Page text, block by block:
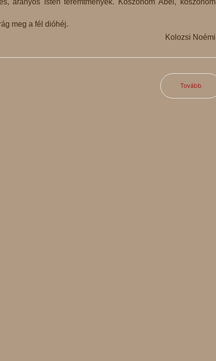
aranyos Isten teremtmények. Köszönöm Ábel, köszönöm
meg a fél dióhéj.
Kolozsi Noémi
Tovább